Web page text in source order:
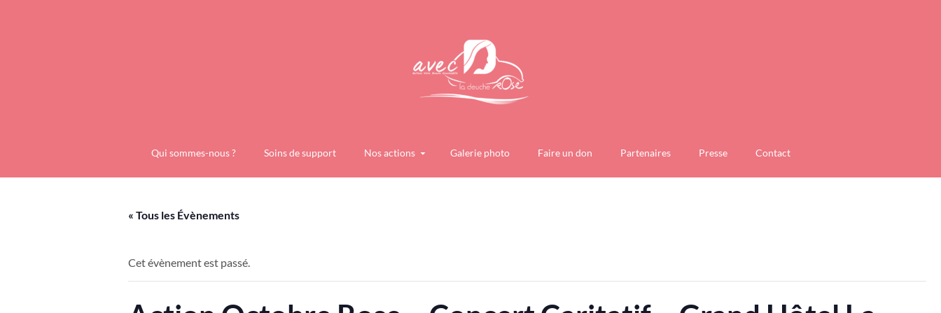
Qui sommes-nous ? Soins de support Nos actions Galerie photo Faire un don Partenaires Presse Contact
« Tous les Évènements
Cet évènement est passé.